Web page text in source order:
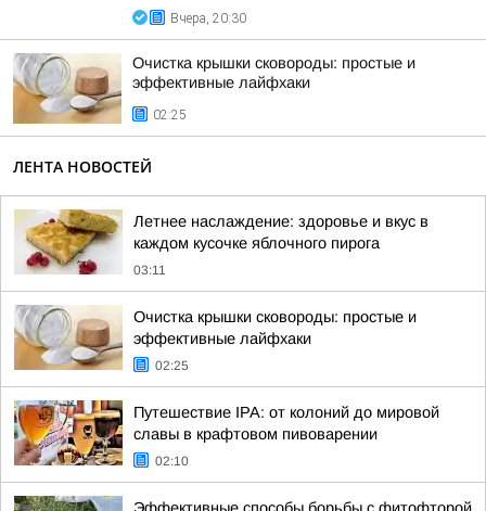
Вчера, 20:30
Очистка крышки сковороды: простые и
эффективные лайфхаки
02:25
ЛЕНТА НОВОСТЕЙ
Летнее наслаждение: здоровье и вкус в
каждом кусочке яблочного пирога
03:11
Очистка крышки сковороды: простые и
эффективные лайфхаки
02:25
Путешествие IPA: от колоний до мировой
славы в крафтовом пивоварении
02:10